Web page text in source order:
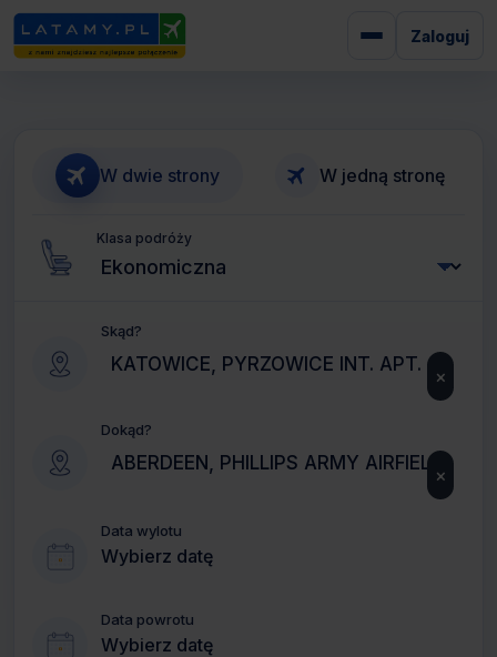
Zaloguj
W dwie strony W jedną stronę
Klasa podróży
Skąd?
×
Dokąd?
×
Data wylotu
Wybierz datę
Data powrotu
Wybierz datę